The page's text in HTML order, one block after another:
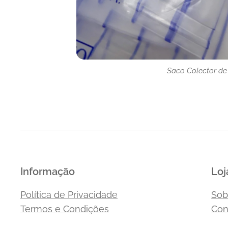
Saco Colector
Saco Colector
Saco Colector
Saco Colector
Informação
Política de Privacidade
Termos e Condições